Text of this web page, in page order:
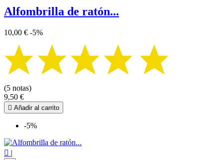
Alfombrilla de ratón...
10,00 € -5%
(5 notas)
9,50 €
 Añadir al carrito
-5%
 |